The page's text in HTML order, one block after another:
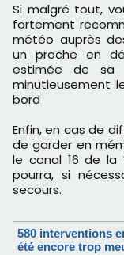
Si malgré tout,
fortement
météo auprès
un proche en
estimée de
minutieusement
bord
Enfin, en cas de
de garder en
le canal 16 de la
pourra, si
secours.
580 interventions
été encore trop